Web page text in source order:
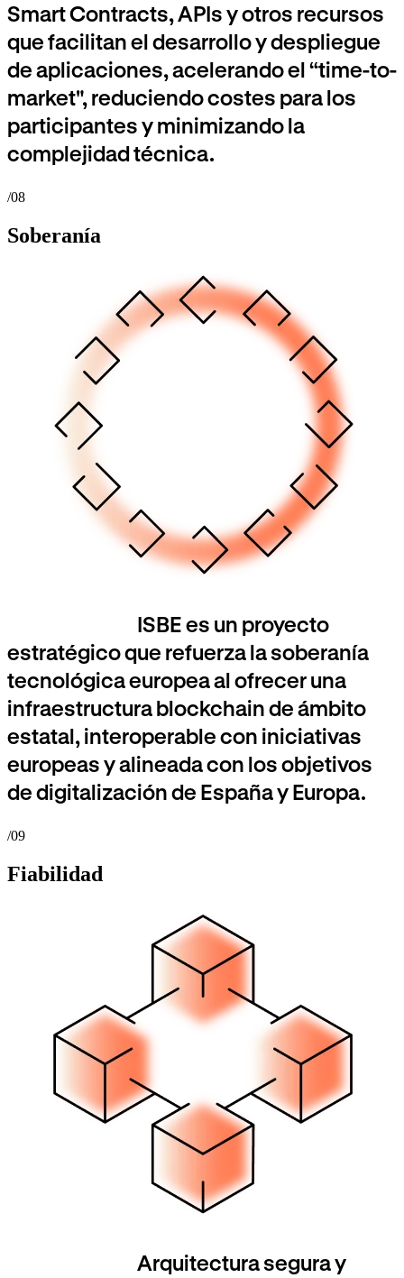
Smart Contracts, APIs y otros recursos
que facilitan el desarrollo y despliegue
de aplicaciones, acelerando el “time-to-
market", reduciendo costes para los
participantes y minimizando la
complejidad técnica.
/08
Soberanía
ISBE es un proyecto
estratégico que refuerza la soberanía
tecnológica europea al ofrecer una
infraestructura blockchain de ámbito
estatal, interoperable con iniciativas
europeas y alineada con los objetivos
de digitalización de España y Europa.
/09
Fiabilidad
Arquitectura segura y